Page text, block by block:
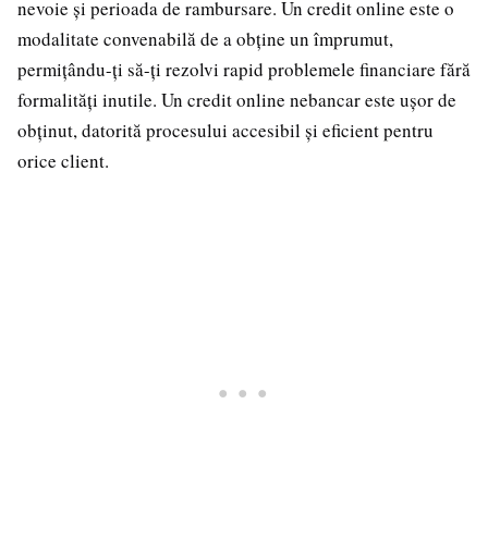
nevoie și perioada de rambursare. Un credit online este o
modalitate convenabilă de a obține un împrumut,
permițându-ți să-ți rezolvi rapid problemele financiare fără
formalități inutile. Un credit online nebancar este ușor de
obținut, datorită procesului accesibil și eficient pentru
orice client.